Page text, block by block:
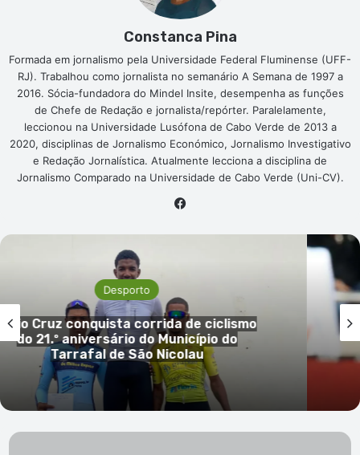
Constanca Pina
Formada em jornalismo pela Universidade Federal Fluminense (UFF-
RJ). Trabalhou como jornalista no semanário A Semana de 1997 a
2016. Sócia-fundadora do Mindel Insite, desempenha as funções
de Chefe de Redação e jornalista/repórter. Paralelamente,
leccionou na Universidade Lusófona de Cabo Verde de 2013 a
2020, disciplinas de Jornalismo Económico, Jornalismo Investigativo
e Redação Jornalística. Atualmente lecciona a disciplina de
Jornalismo Comparado na Universidade de Cabo Verde (Uni-CV).
Morre Franco Baresi, lenda do AC
do futebol italiano, aos 66
Poluição: